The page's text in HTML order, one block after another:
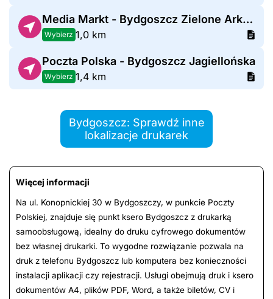
Media Markt - Bydgoszcz Zielone Arkady
Wybierz 1,0 km
Poczta Polska - Bydgoszcz Jagiellońska
Wybierz 1,4 km
Bydgoszcz: Sprawdź inne
lokalizacje drukarek
Więcej informacji
Na ul. Konopnickiej 30 w Bydgoszczy, w punkcie Poczty
Polskiej, znajduje się punkt ksero Bydgoszcz z drukarką
samoobsługową, idealny do druku cyfrowego dokumentów
bez własnej drukarki. To wygodne rozwiązanie pozwala na
druk z telefonu Bydgoszcz lub komputera bez konieczności
instalacji aplikacji czy rejestracji. Usługi obejmują druk i ksero
dokumentów A4, plików PDF, Word, a także biletów, CV i